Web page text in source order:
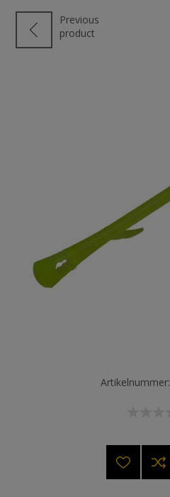
Previous
product
Artikelnummer: